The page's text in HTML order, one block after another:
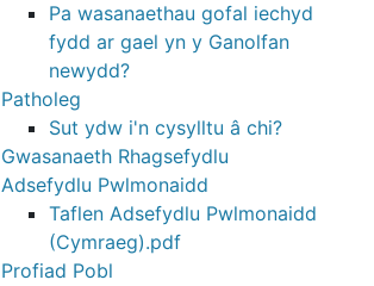
Pa wasanaethau gofal iechyd
fydd ar gael yn y Ganolfan
newydd?
Patholeg
Sut ydw i'n cysylltu â chi?
Gwasanaeth Rhagsefydlu
Adsefydlu Pwlmonaidd
Taflen Adsefydlu Pwlmonaidd
(Cymraeg).pdf
Profiad Pobl